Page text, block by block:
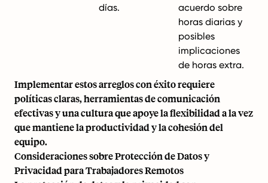
días.
acuerdo sobre
horas diarias y
posibles
implicaciones
de horas extra.
Implementar estos arreglos con éxito requiere
políticas claras, herramientas de comunicación
efectivas y una cultura que apoye la flexibilidad a la vez
que mantiene la productividad y la cohesión del
equipo.
Consideraciones sobre Protección de Datos y
Privacidad para Trabajadores Remotos